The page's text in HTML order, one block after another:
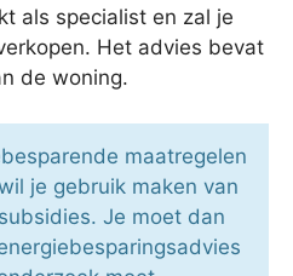
als specialist en zal je
Het advies bevat
de woning.
maatregelen
je gebruik maken van
Je moet dan